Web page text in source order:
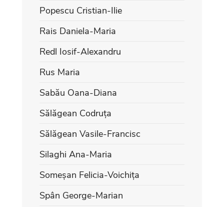
Popescu Cristian-Ilie
Rais Daniela-Maria
Redl Iosif-Alexandru
Rus Maria
Sabău Oana-Diana
Sălăgean Codruța
Sălăgean Vasile-Francisc
Silaghi Ana-Maria
Someșan Felicia-Voichița
Spân George-Marian